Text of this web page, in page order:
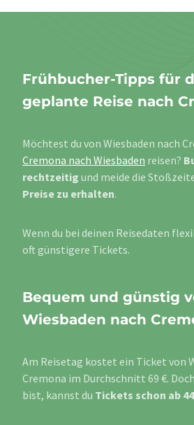
Frühbucher-Tipps für
geplante Reise nach
Möchtest du von Wiesbaden nach
Cremona nach Wiesbaden reisen?
rechtzeitig und meide die
Preise zu erhalten.
Wenn du bei deinen Reisedaten
oft günstigere Tickets.
Bequem und günstig
Wiesbaden nach
Am Reisetag kostet ein Ticket von
Cremona im Durchschnitt 69 €.
bist, kannst du Tickets schon ab